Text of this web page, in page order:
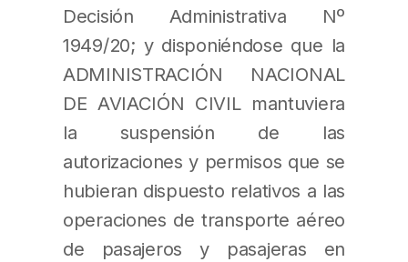
Decisión Administrativa Nº
1949/20; y disponiéndose que la
ADMINISTRACIÓN NACIONAL
DE AVIACIÓN CIVIL mantuviera
la suspensión de las
autorizaciones y permisos que se
hubieran dispuesto relativos a las
operaciones de transporte aéreo
de pasajeros y pasajeras en